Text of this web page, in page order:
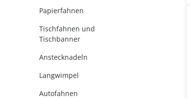
Papierfahnen
Tischfahnen und
Tischbanner
Anstecknadeln
Langwimpel
Autofahnen